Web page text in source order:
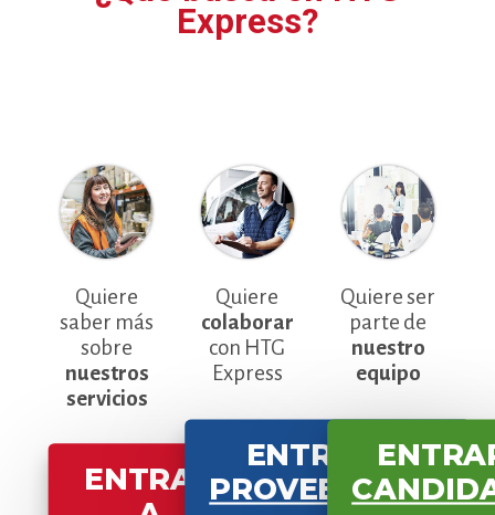
Express?
Quiere
saber más
sobre
nuestros
servicios
ENTRAR
Quiere
colaborar
con HTG
Express
ENTRAR A
PROVEEDORES
Quiere ser
parte de
nuestro
equipo